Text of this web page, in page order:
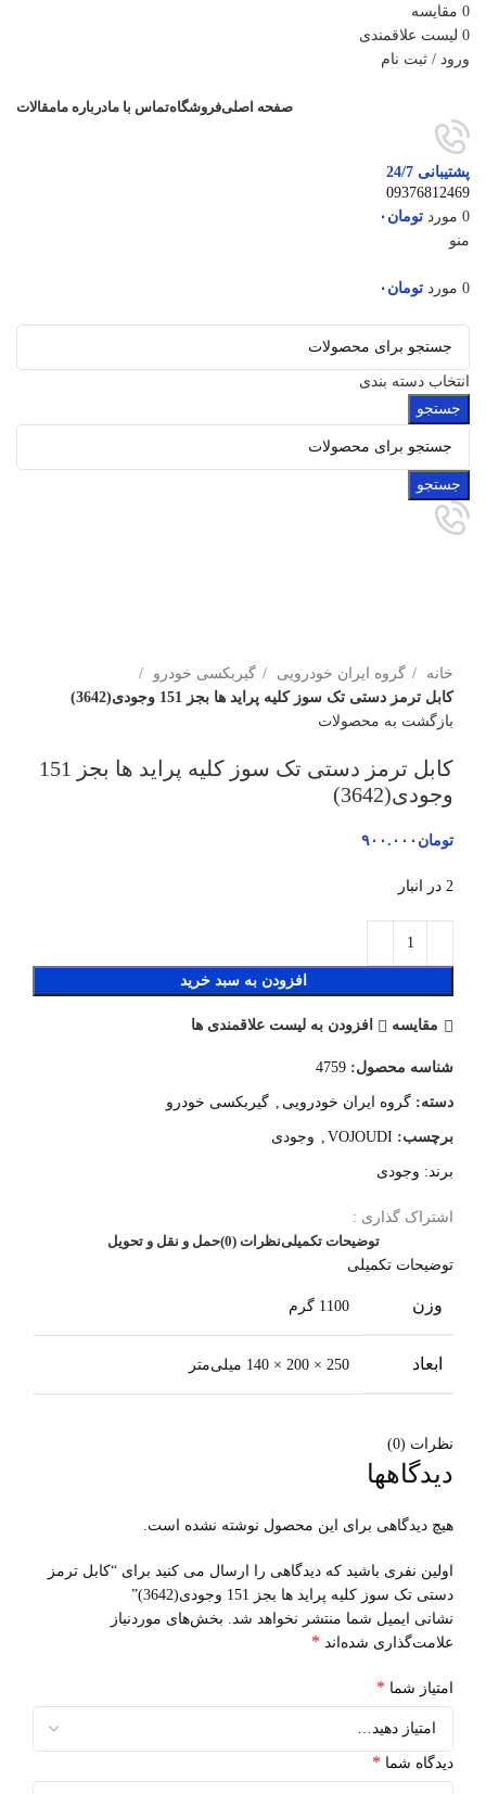
0 مقایسه
0 لیست علاقمندی
ورود / ثبت نام
صفحه اصلیفروشگاهتماس با مادرباره مامقالات
پشتیبانی 24/7
09376812469
0 مورد تومان ۰
منو
0 مورد تومان ۰
انتخاب دسته بندی
جستجو
جستجو
خانه گروه ایران خودرویی
گیربکسی خودرو
کابل ترمز دستی تک سوز کلیه پراید ها بجز 151 وجودی(3642)
بازگشت به محصولات
کابل ترمز دستی تک سوز کلیه پراید ها بجز 151
وجودی(3642)
تومان ۹۰۰.۰۰۰
2 در انبار
افزودن به سبد خرید
مقایسه افزودن به لیست علاقمندی ها
شناسه محصول: 4759
دسته: گروه ایران خودرویی گیربکسی خودرو
برچسب: VOJOUDI وجودی
برند: وجودی
اشتراک گذاری :
توضیحات تکمیلینظرات (0)
حمل و نقل و تحویل
توضیحات تکمیلی
وزن 1100 گرم
ابعاد 250 × 200 × 140 میلی‌متر
نظرات (0)
دیدگاهها
هیچ دیدگاهی برای این محصول نوشته نشده است.
اولین نفری باشید که دیدگاهی را ارسال می کنید برای “کابل ترمز
دستی تک سوز کلیه پراید ها بجز 151 وجودی(3642)”
نشانی ایمیل شما منتشر نخواهد شد.
بخش‌های موردنیاز
علامت‌گذاری شده‌اند *
امتیاز شما *
دیدگاه شما *